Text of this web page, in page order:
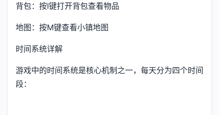
背包：按I键打开背包查看物品
地图：按M键查看小镇地图
时间系统详解
游戏中的时间系统是核心机制之一，每天分为四个时间
段：